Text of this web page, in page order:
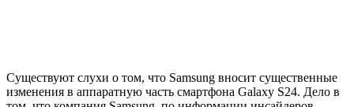
Существуют слухи о том, что Samsung вносит существенные
изменения в аппаратную часть смартфона Galaxy S24. Дело в